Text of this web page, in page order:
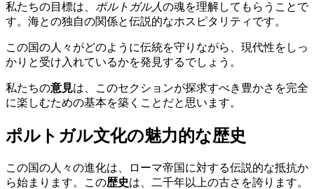
私たちの目標は、 ポルトガル人の魂を理解してもらうことで
す。海との独自の関係と伝説的なホスピタリティです。
この国の人々がどのように伝統を守りながら、現代性をしっ
かりと受け入れているかを発見するでしょう。
私たちの意見は、このセクションが探求すべき豊かさを完全
に楽しむための基本を築くことだと思います。
ポルトガル文化の魅力的な歴史
この国の人々の進化は、ローマ帝国に対する伝説的な抵抗か
ら始まります。この歴史は、二千年以上の古さを誇ります。